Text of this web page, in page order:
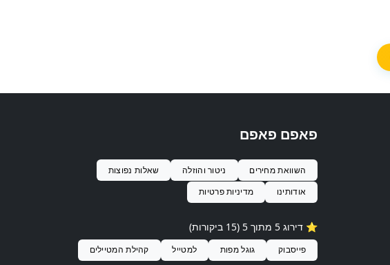
פאפם פאפם
השוואת מחירים ניטור והוזלה
שאלות נפוצות
אודותינו
מדיניות פרטיות
⭐️ דירוג 5 מתוך 5 ( 15 ביקורות)
פייסבוק גוגל מפות למטייל קהילת המטיילים